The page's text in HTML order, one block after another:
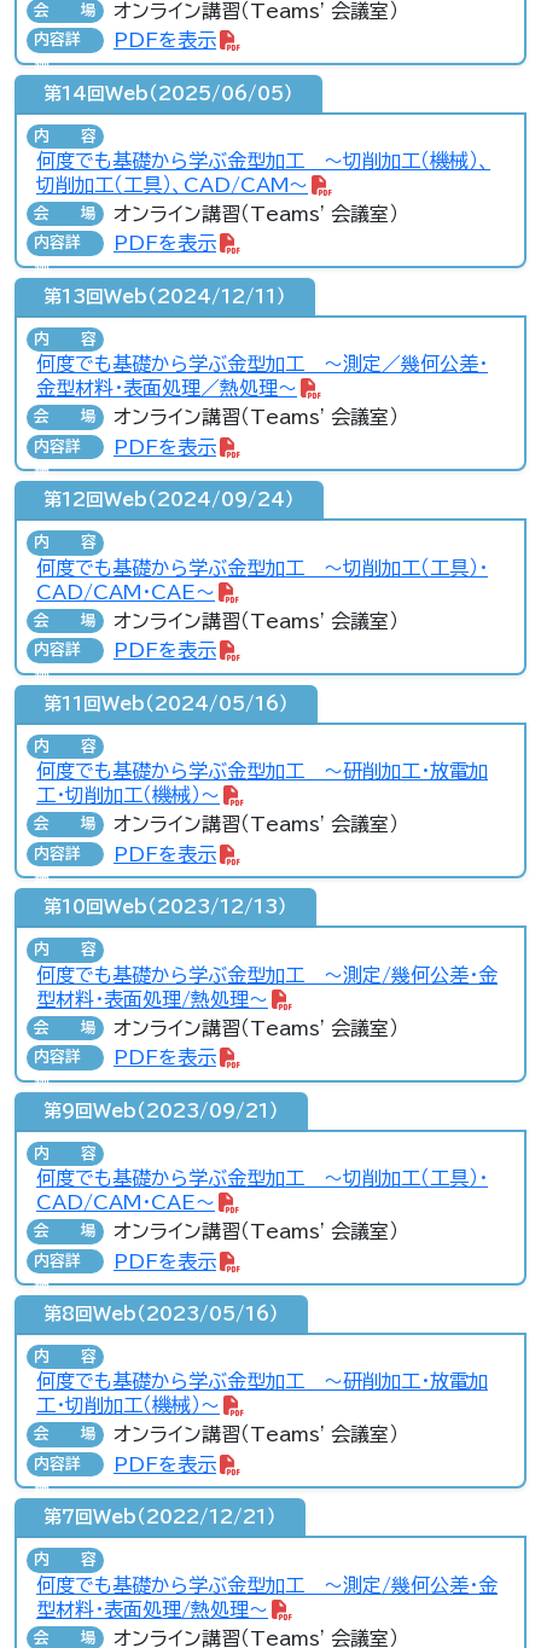
会場 オンライン講習（Teams' 会議室）
内容詳
細
PDFを表示
第14回Web（2025/06/05）
内容
何度でも基礎から学ぶ金型加工 ～切削加工（機械）、
切削加工（工具）、CAD/CAM～
会場 オンライン講習（Teams' 会議室）
内容詳
細
PDFを表示
第13回Web（2024/12/11）
内容
何度でも基礎から学ぶ金型加工 ～測定／幾何公差・
金型材料・表面処理／熱処理～
会場 オンライン講習（Teams' 会議室）
内容詳
細
PDFを表示
第12回Web（2024/09/24）
内容
何度でも基礎から学ぶ金型加工 ～切削加工（工具）・
CAD/CAM・CAE～
会場 オンライン講習（Teams' 会議室）
内容詳
細
PDFを表示
第11回Web（2024/05/16）
内容
何度でも基礎から学ぶ金型加工 ～研削加工・放電加
工・切削加工（機械）～
会場 オンライン講習（Teams' 会議室）
内容詳
細
PDFを表示
第10回Web（2023/12/13）
内容
何度でも基礎から学ぶ金型加工 ～測定/幾何公差・金
型材料・表面処理/熱処理～
会場 オンライン講習（Teams' 会議室）
内容詳
細
PDFを表示
第9回Web（2023/09/21）
内容
何度でも基礎から学ぶ金型加工 ～切削加工（工具）・
CAD/CAM・CAE～
会場 オンライン講習（Teams' 会議室）
内容詳
細
PDFを表示
第8回Web（2023/05/16）
内容
何度でも基礎から学ぶ金型加工 ～研削加工・放電加
工・切削加工（機械）～
会場 オンライン講習（Teams' 会議室）
内容詳
細
PDFを表示
第7回Web（2022/12/21）
内容
何度でも基礎から学ぶ金型加工 ～測定/幾何公差・金
型材料・表面処理/熱処理～
会場 オンライン講習（Teams' 会議室）